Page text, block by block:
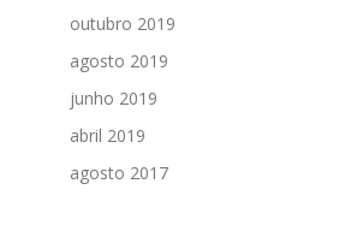
outubro 2019
agosto 2019
junho 2019
abril 2019
agosto 2017